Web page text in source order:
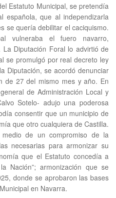
Estatuto Municipal, se pretendía
española, que al independizarla
se quería debilitar el caciquismo.
vulneraba el fuero navarro,
Diputación Foral lo advirtió de
se promulgó por real decreto ley
Diputación, se acordó denunciar
de 27 del mismo mes y año. En
de Administración Local y
Sotelo- adujo una poderosa
consentir que un municipio de
que otro cualquiera de Castilla.
de un compromiso de la
necesarias para armonizar su
que el Estatuto concedía a
Nación”; armonización que se
donde se aprobaron las bases
en Navarra.